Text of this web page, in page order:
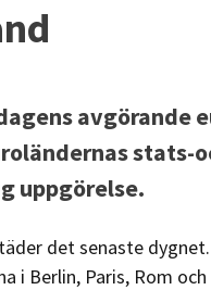
avgörande
stats-
uppgörelse.
det senaste
i Berlin, Paris, Rom och